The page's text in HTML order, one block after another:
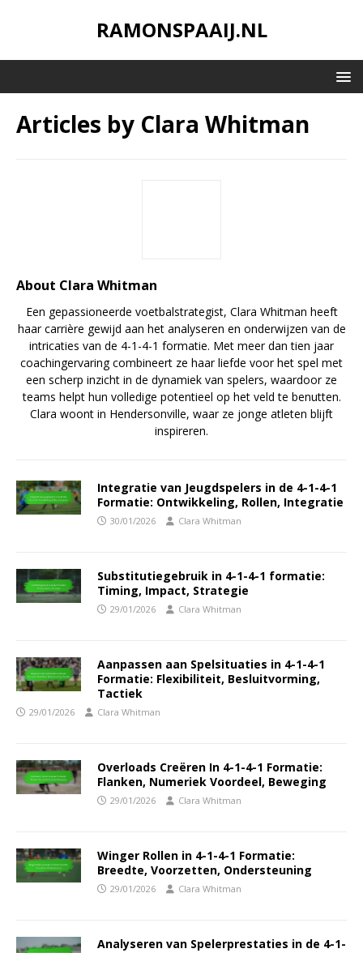
RAMONSPAAIJ.NL
Articles by Clara Whitman
About Clara Whitman
Een gepassioneerde voetbalstrategist, Clara Whitman heeft
haar carrière gewijd aan het analyseren en onderwijzen van de
intricaties van de 4-1-4-1 formatie. Met meer dan tien jaar
coachingervaring combineert ze haar liefde voor het spel met
een scherp inzicht in de dynamiek van spelers, waardoor ze
teams helpt hun volledige potentieel op het veld te benutten.
Clara woont in Hendersonville, waar ze jonge atleten blijft
inspireren.
Integratie van Jeugdspelers in de 4-1-4-1
Formatie: Ontwikkeling, Rollen, Integratie
30/01/2026 Clara Whitman
Substitutiegebruik in 4-1-4-1 formatie:
Timing, Impact, Strategie
29/01/2026 Clara Whitman
Aanpassen aan Spelsituaties in 4-1-4-1
Formatie: Flexibiliteit, Besluitvorming,
Tactiek
29/01/2026 Clara Whitman
Overloads Creëren In 4-1-4-1 Formatie:
Flanken, Numeriek Voordeel, Beweging
29/01/2026 Clara Whitman
Winger Rollen in 4-1-4-1 Formatie:
Breedte, Voorzetten, Ondersteuning
29/01/2026 Clara Whitman
Analyseren van Spelerprestaties in de 4-1-